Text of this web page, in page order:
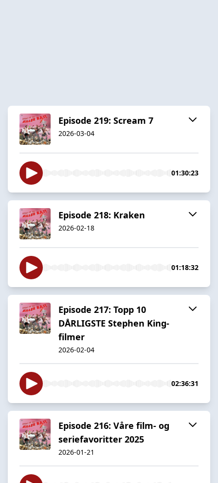
Episode 219: Scream 7
2026-03-04
01:30:23
Episode 218: Kraken
2026-02-18
01:18:32
Episode 217: Topp 10
DÅRLIGSTE Stephen King-
filmer
2026-02-04
02:36:31
Episode 216: Våre film- og
seriefavoritter 2025
2026-01-21